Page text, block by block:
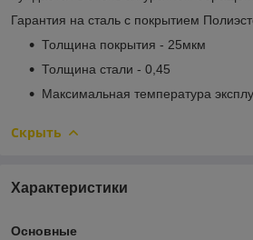
Гарантия на сталь с покрытием
Толщина покрытия - 25мкм
Толщина стали - 0,45
Максимальная температура
Скрыть
Характеристики
Основные